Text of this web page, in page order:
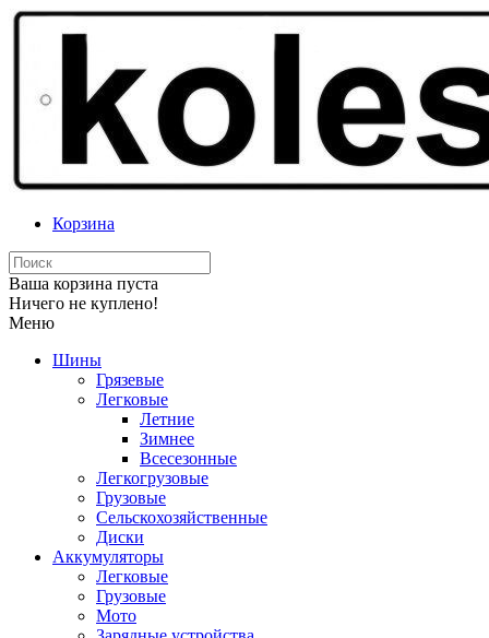
Корзина
Ваша корзина пуста
Ничего не куплено!
Меню
Шины
Грязевые
Легковые
Летние
Зимнее
Всесезонные
Легкогрузовые
Грузовые
Сельскохозяйственные
Диски
Аккумуляторы
Легковые
Грузовые
Мото